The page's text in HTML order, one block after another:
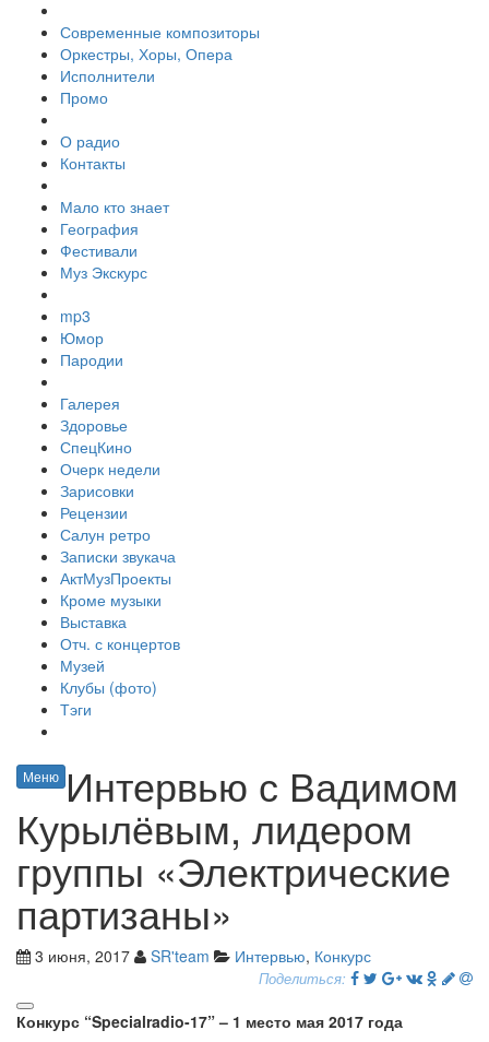
Современные композиторы
Оркестры, Хоры, Опера
Исполнители
Промо
О радио
Контакты
Мало кто знает
География
Фестивали
Муз Экскурс
mp3
Юмор
Пародии
Галерея
Здоровье
СпецКино
Очерк недели
Зарисовки
Рецензии
Салун ретро
Записки звукача
АктМузПроекты
Кроме музыки
Выставка
Отч. с концертов
Музей
Клубы (фото)
Тэги
Меню Интервью с Вадимом
Курылёвым, лидером
группы «Электрические
партизаны»
3 июня, 2017 SR'team Интервью, Конкурс
Поделиться:
Конкурс “Specialradio-17” – 1 место мая 2017 года